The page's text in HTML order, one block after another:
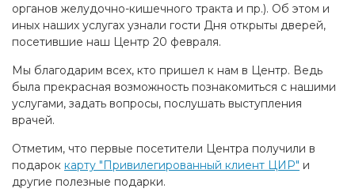
органов желудочно-кишечного тракта и пр.). Об этом и
иных наших услугах узнали гости Дня открыты дверей,
посетившие наш Центр 20 февраля.
Мы благодарим всех, кто пришел к нам в Центр. Ведь
была прекрасная возможность познакомиться с нашими
услугами, задать вопросы, послушать выступления
врачей.
Отметим, что первые посетители Центра получили в
подарок карту "Привилегированный клиент ЦИР" и
другие полезные подарки.